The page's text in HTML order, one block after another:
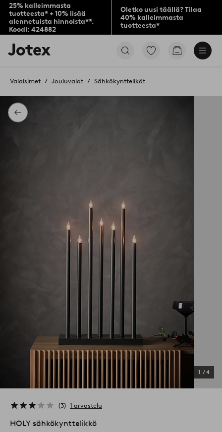
25% kalleimmasta
tuotteesta* + 10% lisää
alennetuista hinnoista**.
Koodi: 424882
Oletko uusi täällä? Tilaa
40% kalleimmasta
tuotteesta*
Jotex-
logo
aloitussivulle
Siirry
Siirry
Takaisin
Valaisimet Jouluvalot Sähkökyntteliköt
1 /4
3 1 arvostelu
HOLY sähkökynttelikkö